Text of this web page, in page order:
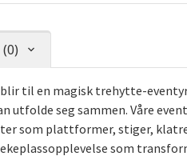
til en magisk trehytte-
utfolde seg sammen. Våre
som plattformer, stiger,
lekeplassopplevelse som